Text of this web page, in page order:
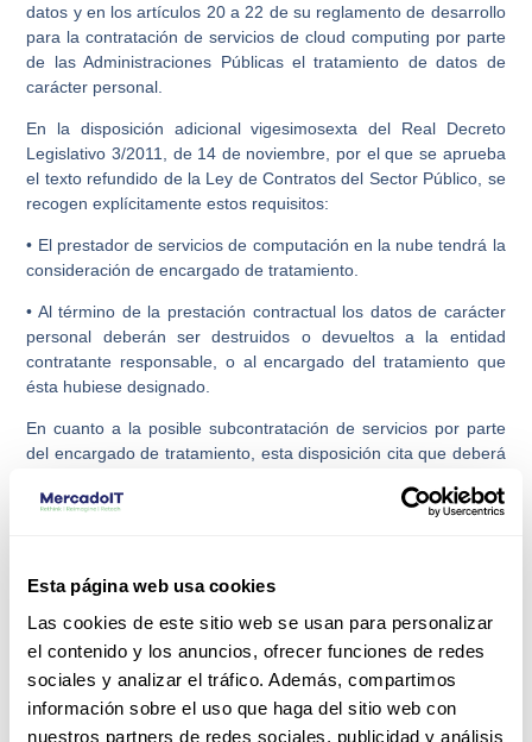
Esta página web usa cookies
Las cookies de este sitio web se usan para personalizar
el contenido y los anuncios, ofrecer funciones de redes
sociales y analizar el tráfico. Además, compartimos
información sobre el uso que haga del sitio web con
nuestros partners de redes sociales, publicidad y análisis
datos y en los artículos 20 a 22 de su reglamento de desarrollo
para la contratación de servicios de cloud computing por parte
de las Administraciones Públicas el tratamiento de datos de
carácter personal.
En la disposición adicional vigesimosexta del Real Decreto
Legislativo 3/2011, de 14 de noviembre, por el que se aprueba
el texto refundido de la Ley de Contratos del Sector Público, se
recogen explícitamente estos requisitos:
• El prestador de servicios de computación en la nube tendrá la
consideración de encargado de tratamiento.
• Al término de la prestación contractual los datos de carácter
personal deberán ser destruidos o devueltos a la entidad
contratante responsable, o al encargado del tratamiento que
ésta hubiese designado.
En cuanto a la posible subcontratación de servicios por parte
del encargado de tratamiento, esta disposición cita que deberá
• Que dicho tratamiento se haya especificado en el contrato
contratante y el prestador de servicios de computación en la
• Que el tratamiento de datos de carácter personal se ajuste a
las instrucciones de la
administración que actúa como responsable del tratamiento.